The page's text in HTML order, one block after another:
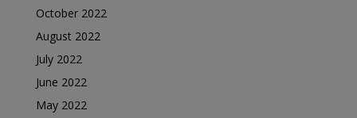
October 2022
August 2022
July 2022
June 2022
May 2022